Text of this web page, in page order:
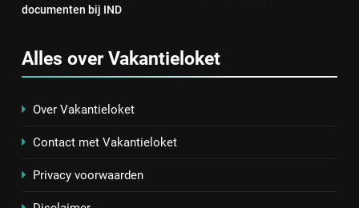
documenten bij IND
Alles over Vakantieloket
Over Vakantieloket
Contact met Vakantieloket
Privacy voorwaarden